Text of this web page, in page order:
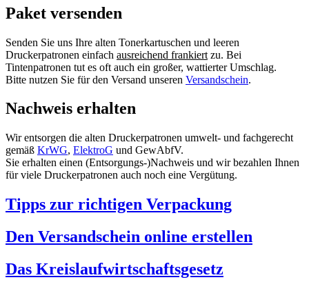
Paket versenden
Senden Sie uns Ihre alten Tonerkartuschen und leeren
Druckerpatronen einfach ausreichend frankiert zu. Bei
Tintenpatronen tut es oft auch ein großer, wattierter Umschlag.
Bitte nutzen Sie für den Versand unseren Versandschein.
Nachweis erhalten
Wir entsorgen die alten Druckerpatronen umwelt- und fachgerecht
gemäß KrWG, ElektroG und GewAbfV.
Sie erhalten einen (Entsorgungs-)Nachweis und wir bezahlen Ihnen
für viele Druckerpatronen auch noch eine Vergütung.
Tipps zur richtigen Verpackung
Den Versandschein online erstellen
Das Kreislaufwirtschaftsgesetz